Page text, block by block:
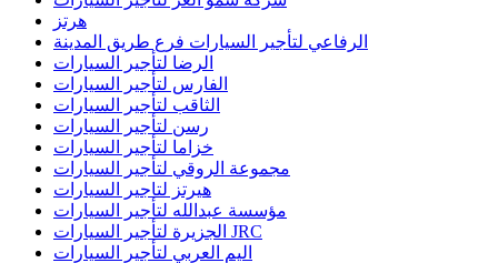
هرتز
الرفاعي لتأجير السيارات فرع طريق المدينة
الرضا لتأجير السيارات
الفارس لتأجير السيارات
الثاقب لتأجير السيارات
رسن لتأجير السيارات
خزاما لتأجير السيارات
مجموعة الروقي لتأجير السيارات
هيرتز لتاجير السيارات
مؤسسة عبدالله لتأجير السيارات
الجزيرة لتأجير السيارات JRC
اليم العربي لتأجير السيارات